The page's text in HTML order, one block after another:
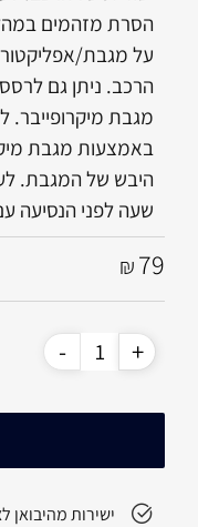
הסרת מזהמים
על מגבת/אפליקטור
הרכב. ניתן גם
מגבת מיקרופייבר.
באמצעות מגבת
שעה לפני הנסיעה
₪79
ישירות מהיבואן